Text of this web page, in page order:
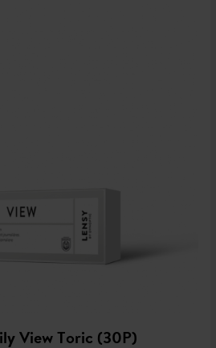
View Toric (30P)